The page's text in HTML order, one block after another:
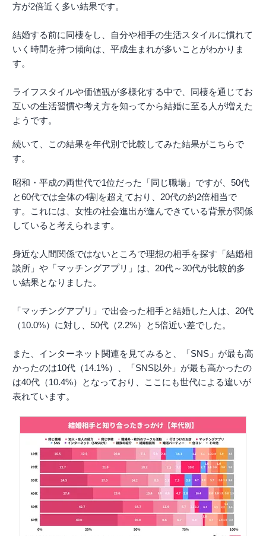
方が2倍近く多い結果です。
結婚する前に同棲をし、自分や相手の生活スタイルに慣れて
いく時間を持つ傾向は、平成生まれが多いことがわかりま
す。
ライフスタイルや価値観が多様化する中で、同棲を通じてお
互いの生活習慣や考え方を知ってから結婚に至る人が増えた
ようです。
続いて、この結果を年代別で比較してみた結果がこちらで
す。
昭和・平成の両世代で1位だった「同じ職場」ですが、50代
と60代では全体の4割を超えており、20代の約2倍相当で
す。これには、女性の社会進出が進んできている背景が関係
していると考えられます。
身近な人間関係ではないところで理想の相手を探す「結婚相
談所」や「マッチングアプリ」は、20代～30代が比較的多
い結果となりました。
「マッチングアプリ」で出会った相手と結婚した人は、20代
（10.0%）に対し、50代（2.2%）と5倍近い差でした。
また、インターネット関連を見てみると、「SNS」が最も高
かったのは10代（14.1%）、「SNS以外」が最も高かったの
は40代（10.4%）となっており、ここにも世代による違いが
表れています。